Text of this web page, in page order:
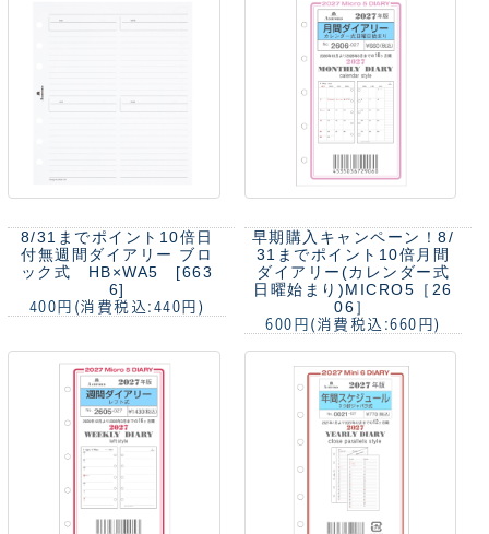
8/31までポイント10倍日
付無週間ダイアリー ブロ
ック式 HB×WA5 [663
6]
400円 (消費税込:440円)
早期購入キャンペーン！8/
31までポイント10倍 月間
ダイアリー(カレンダー式
日曜始まり)MICRO5［26
06］
600円 (消費税込:660円)